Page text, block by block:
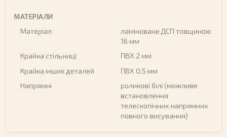
МАТЕРІАЛИ
Матеріал
ламіноване ДСП товщиною
16 мм
Крайка стільниці
ПВХ 2 мм
Крайка інших деталей
ПВХ 0.5 мм
Напрямні
роликові білі (можливе
встановлення
телескопічних напрямних
повного висування)